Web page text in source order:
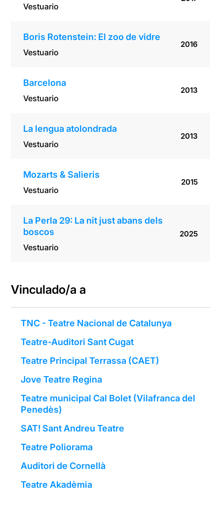
Vestuario
Boris Rotenstein: El zoo de vidre
Vestuario
2016
Barcelona
Vestuario
2013
La lengua atolondrada
Vestuario
2013
Mozarts & Salieris
Vestuario
2015
La Perla 29: La nit just abans dels
boscos
Vestuario
2025
Vinculado/a a
TNC - Teatre Nacional de Catalunya
Teatre-Auditori Sant Cugat
Teatre Principal Terrassa (CAET)
Jove Teatre Regina
Teatre municipal Cal Bolet (Vilafranca del
Penedès)
SAT! Sant Andreu Teatre
Teatre Poliorama
Auditori de Cornellà
Teatre Akadèmia